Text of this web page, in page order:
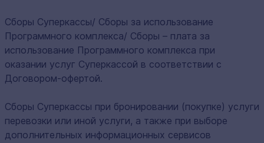
Сборы Суперкассы/ Сборы за использование
Программного комплекса/ Сборы – плата за
использование Программного комплекса при
оказании услуг Суперкассой в соответствии с
Договором-офертой.
Сборы Суперкассы при бронировании (покупке) услуги
перевозки или иной услуги, а также при выборе
дополнительных информационных сервисов